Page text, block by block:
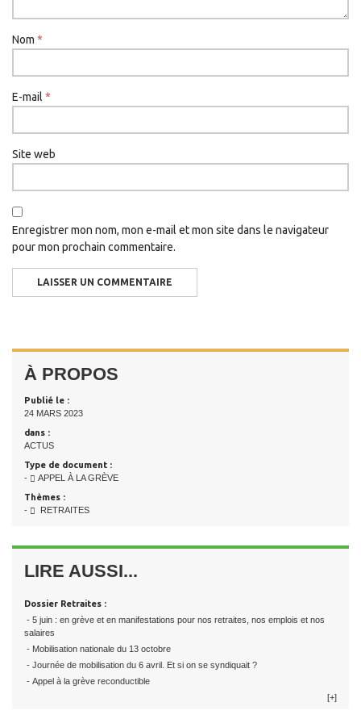
Nom *
E-mail *
Site web
Enregistrer mon nom, mon e-mail et mon site dans le navigateur
pour mon prochain commentaire.
À PROPOS
Publié le :
24 MARS 2023
dans :
ACTUS
Type de document :
-
APPEL À LA GRÈVE
Thèmes :
-
RETRAITES
LIRE AUSSI...
Dossier Retraites :
- 5 juin : en grève et en manifestations pour nos retraites, nos emplois et nos
salaires
- Mobilisation nationale du 13 octobre
- Journée de mobilisation du 6 avril. Et si on se syndiquait ?
- Appel à la grève reconductible
[+]